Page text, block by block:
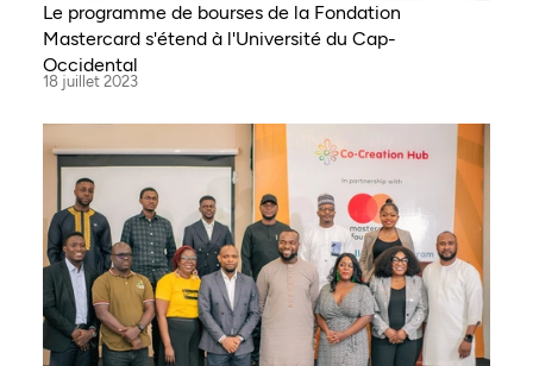
Le programme de bourses de la Fondation
Mastercard s'étend à l'Université du Cap-
Occidental
18 juillet 2023